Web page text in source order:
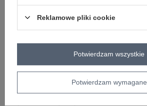
okazja
codzienne do pracy
gładki
dominujący
standardowa
rękaw
krótki rękaw
okrągły
zapięcie
brak
Reklamowe pliki cookie
Potwierdzam wymagane
Potwierdzam wszystkie